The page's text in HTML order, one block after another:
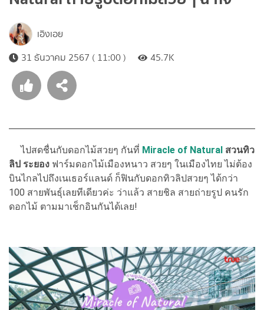
เอิงเอย
31 ธันวาคม 2567 ( 11:00 )
45.7K
ไปสดชื่นกับดอกไม้สวยๆ กันที่ Miracle of Natural สวนทิว
ลิป ระยอง ฟาร์มดอกไม้เมืองหนาว สวยๆ ในเมืองไทย ไม่ต้อง
บินไกลไปถึงเนเธอร์แลนด์ ก็ฟินกับดอกทิวลิปสวยๆ ได้กว่า
100 สายพันธุ์เลยทีเดียวค่ะ ว่าแล้ว สายชิล สายถ่ายรูป คนรัก
ดอกไม้ ตามมาเช็กอินกันได้เลย!